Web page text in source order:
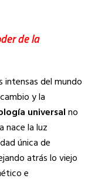
de la
intensas del mundo
y la
universalno
nace la luz
única de
atrás lo viejo
e